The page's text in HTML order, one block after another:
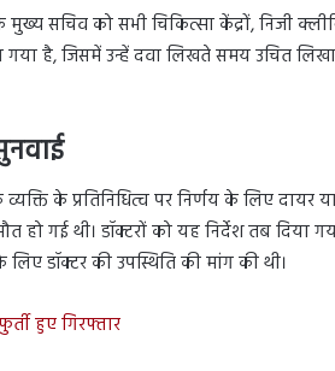
सचिव को सभी चिकित्सा केंद्रों, निजी
गया है, जिसमें उन्हें दवा लिखते समय उचित
के प्रतिनिधित्व पर निर्णय के लिए दायर
हो गई थी। डॉक्टरों को यह निर्देश तब
लिए डॉक्टर की उपस्थिति की मांग की थी।
हुए गिरफ्तार